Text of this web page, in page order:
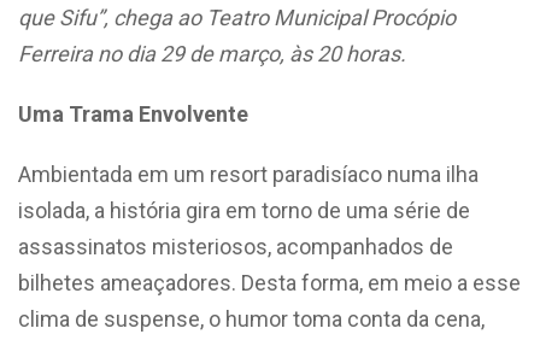
que Sifu”, chega ao Teatro Municipal Procópio
Ferreira no dia 29 de março, às 20 horas.
Uma Trama Envolvente
Ambientada em um resort paradisíaco numa ilha
isolada, a história gira em torno de uma série de
assassinatos misteriosos, acompanhados de
bilhetes ameaçadores. Desta forma, em meio a esse
clima de suspense, o humor toma conta da cena,